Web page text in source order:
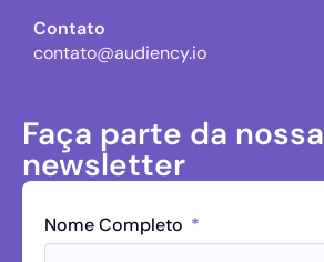
Contato
contato@audiency.io
Faça parte da nossa
newsletter
Nome Completo